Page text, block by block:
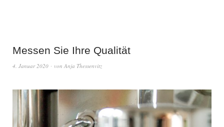
Messen Sie Ihre Qualität
4. Januar 2020 von Anja Thessenvitz